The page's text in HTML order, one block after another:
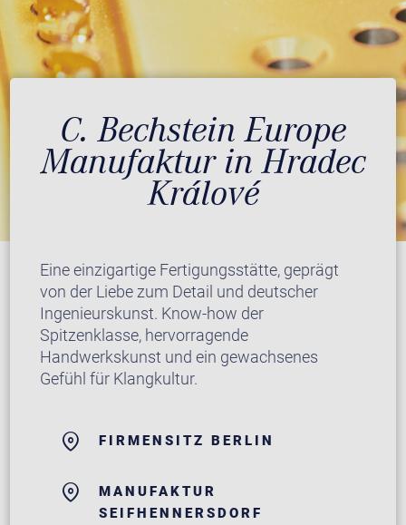
C. Bechstein Europe
Manufaktur in Hradec
Králové
Eine einzigartige Fertigungsstätte, geprägt
von der Liebe zum Detail und deutscher
Ingenieurskunst. Know-how der
Spitzenklasse, hervorragende
Handwerkskunst und ein gewachsenes
Gefühl für Klangkultur.
FIRMENSITZ BERLIN
MANUFAKTUR
SEIFHENNERSDORF